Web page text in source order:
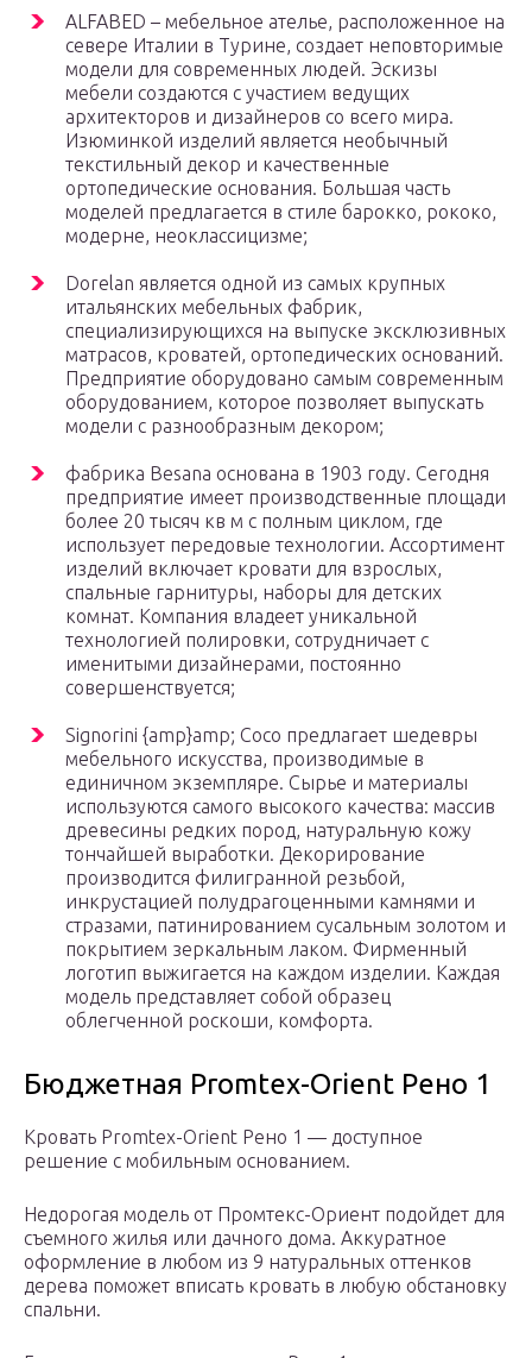
ALFABED – мебельное ателье, расположенное на
севере Италии в Турине, создает неповторимые
модели для современных людей. Эскизы
мебели создаются с участием ведущих
архитекторов и дизайнеров со всего мира.
Изюминкой изделий является необычный
текстильный декор и качественные
ортопедические основания. Большая часть
моделей предлагается в стиле барокко, рококо,
модерне, неоклассицизме;
Dorelan является одной из самых крупных
итальянских мебельных фабрик,
специализирующихся на выпуске эксклюзивных
матрасов, кроватей, ортопедических оснований.
Предприятие оборудовано самым современным
оборудованием, которое позволяет выпускать
модели с разнообразным декором;
фабрика Besana основана в 1903 году. Сегодня
предприятие имеет производственные площади
более 20 тысяч кв м с полным циклом, где
использует передовые технологии. Ассортимент
изделий включает кровати для взрослых,
спальные гарнитуры, наборы для детских
комнат. Компания владеет уникальной
технологией полировки, сотрудничает с
именитыми дизайнерами, постоянно
совершенствуется;
Signorini {amp}amp; Coco предлагает шедевры
мебельного искусства, производимые в
единичном экземпляре. Сырье и материалы
используются самого высокого качества: массив
древесины редких пород, натуральную кожу
тончайшей выработки. Декорирование
производится филигранной резьбой,
инкрустацией полудрагоценными камнями и
стразами, патинированием сусальным золотом и
покрытием зеркальным лаком. Фирменный
логотип выжигается на каждом изделии. Каждая
модель представляет собой образец
облегченной роскоши, комфорта.
Бюджетная Promtex-Orient Рено 1
Кровать Promtex-Orient Рено 1 — доступное
решение с мобильным основанием.
Недорогая модель от Промтекс-Ориент подойдет для
съемного жилья или дачного дома. Аккуратное
оформление в любом из 9 натуральных оттенков
дерева поможет вписать кровать в любую обстановку
спальни.